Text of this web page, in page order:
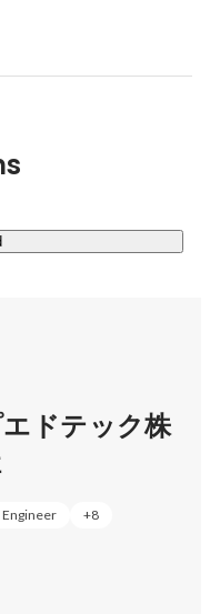
ドテック株
+8